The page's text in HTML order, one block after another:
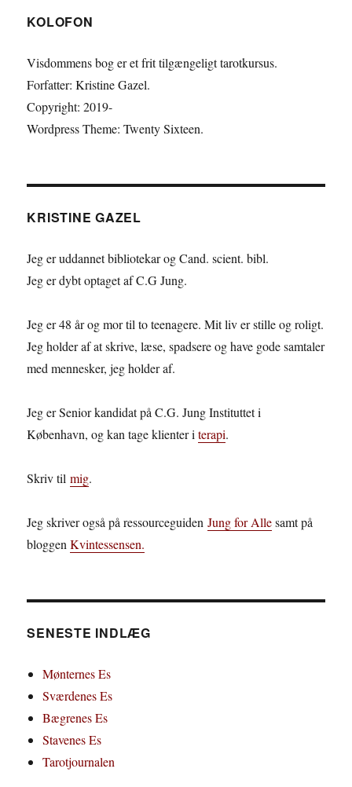
KOLOFON
Visdommens bog er et frit tilgængeligt tarotkursus.
Forfatter: Kristine Gazel.
Copyright: 2019-
Wordpress Theme: Twenty Sixteen.
KRISTINE GAZEL
Jeg er uddannet bibliotekar og Cand. scient. bibl.
Jeg er dybt optaget af C.G Jung.
Jeg er 48 år og mor til to teenagere. Mit liv er stille og roligt.
Jeg holder af at skrive, læse, spadsere og have gode samtaler
med mennesker, jeg holder af.
Jeg er Senior kandidat på C.G. Jung Instituttet i
København, og kan tage klienter iterapi.
Skriv tilmig.
Jeg skriver også på ressourceguidenJung for Allesamt på
bloggenKvintessensen.
SENESTE INDLÆG
Mønternes Es
Sværdenes Es
Bægrenes Es
Stavenes Es
Tarotjournalen